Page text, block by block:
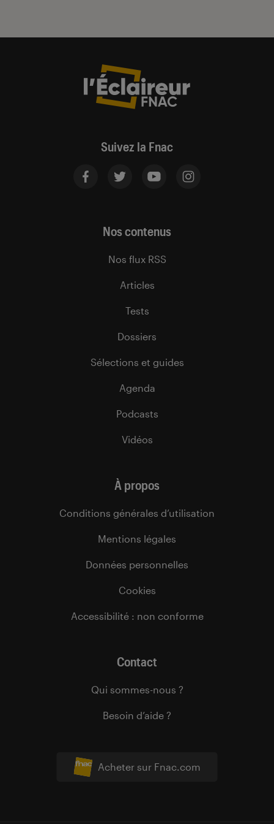
Suivez la Fnac
Acheter sur Fnac.com
Nos contenus
Nos flux RSS
Articles
Tests
Dossiers
Sélections et guides
Agenda
Podcasts
Vidéos
À propos
Conditions générales d’utilisation
Mentions légales
Données personnelles
Cookies
Accessibilité : non conforme
Contact
Qui sommes-nous ?
Besoin d’aide ?